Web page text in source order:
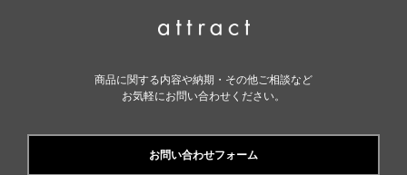
商品に関する内容や納期・その他ご相談など
お気軽にお問い合わせください。
お問い合わせフォーム